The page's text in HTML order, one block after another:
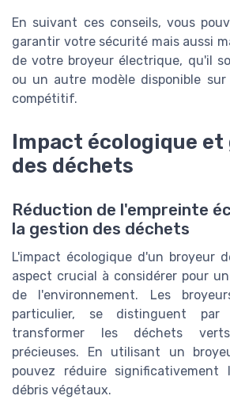
En suivant ces conseils, vous
garantir votre sécurité mais aussi
de votre broyeur électrique, qu'il
ou un autre modèle disponible
compétitif.
Impact écologique et
des déchets
Réduction de l'empreinte
la gestion des déchets
L'impact écologique d'un broyeur
aspect crucial à considérer pour
de l'environnement. Les
particulier, se distinguent
transformer les déchets
précieuses. En utilisant un
pouvez réduire
débris végétaux.